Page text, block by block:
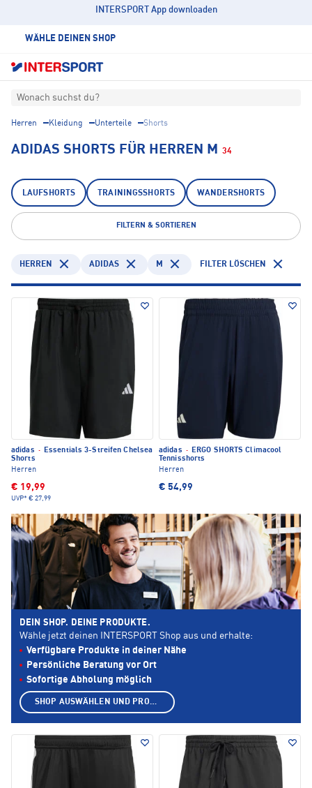
INTERSPORT App downloaden
WÄHLE DEINEN SHOP
Wonach suchst du?
Herren Kleidung Unterteile Shorts
ADIDAS SHORTS FÜR HERREN M 34
LAUFSHORTS TRAININGSSHORTS WANDERSHORTS
FILTERN & SORTIEREN
HERREN ADIDAS M FILTER LÖSCHEN
adidas ·
Essentials 3-Streifen Chelsea
Shorts
Herren
€ 19,99
UVP* € 27,99
adidas ·
ERGO SHORTS Climacool
Tennisshorts
Herren
€ 54,99
DEIN SHOP. DEINE PRODUKTE.
Wähle jetzt deinen INTERSPORT Shop aus und erhalte:
Verfügbare Produkte in deiner Nähe
Persönliche Beratung vor Ort
Sofortige Abholung möglich
SHOP AUSWÄHLEN UND PRODUKTE ANZEIGEN